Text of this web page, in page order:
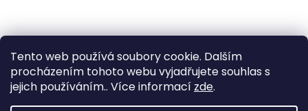
Tento web používá soubory cookie. Dalším
procházením tohoto webu vyjadřujete souhlas s
jejich používáním.. Více informací zde.